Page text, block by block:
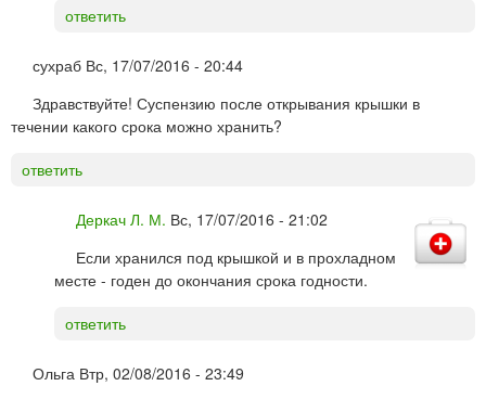
ответить
сухраб Вс, 17/07/2016 - 20:44
Здравствуйте! Суспензию после открывания крышки в
течении какого срока можно хранить?
ответить
Деркач Л. М. Вс, 17/07/2016 - 21:02
Если хранился под крышкой и в прохладном
месте - годен до окончания срока годности.
ответить
Ольга Втр, 02/08/2016 - 23:49